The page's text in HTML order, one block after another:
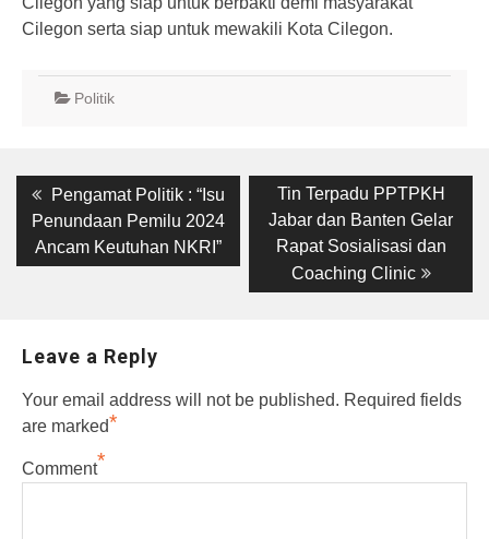
Cilegon serta siap untuk mewakili Kota Cilegon.
Politik
Post
navigation
Previous
post:
Pengamat Politik : “Isu
Penundaan Pemilu 2024
Ancam Keutuhan NKRI”
Next
post:
Tin Terpadu PPTPKH
Jabar dan Banten Gelar
Rapat Sosialisasi dan
Coaching Clinic
Leave a Reply
Your email address will not be published. Required fields
are marked*
Comment*